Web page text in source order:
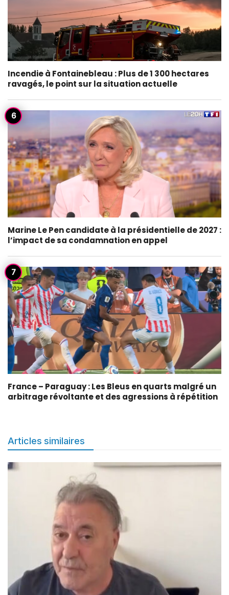
Incendie à Fontainebleau : Plus de 1 300 hectares
ravagés, le point sur la situation actuelle
Marine Le Pen candidate à la présidentielle de 2027 :
l’impact de sa condamnation en appel
France – Paraguay : Les Bleus en quarts malgré un
arbitrage révoltante et des agressions à répétition
Articles similaires